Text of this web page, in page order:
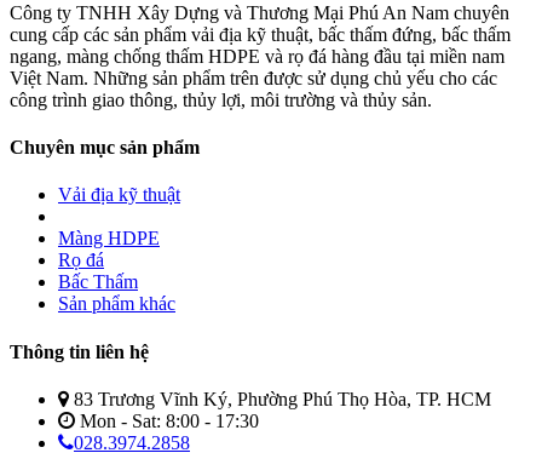
Công ty TNHH Xây Dựng và Thương Mại Phú An Nam chuyên
cung cấp các sản phẩm vải địa kỹ thuật, bấc thấm đứng, bấc thấm
ngang, màng chống thấm HDPE và rọ đá hàng đầu tại miền nam
Việt Nam. Những sản phẩm trên được sử dụng chủ yếu cho các
công trình giao thông, thủy lợi, môi trường và thủy sản.
Chuyên mục sản phẩm
Vải địa kỹ thuật
Màng HDPE
Rọ đá
Bấc Thấm
Sản phẩm khác
Thông tin liên hệ
83 Trương Vĩnh Ký, Phường Phú Thọ Hòa, TP. HCM
Mon - Sat: 8:00 - 17:30
028.3974.2858